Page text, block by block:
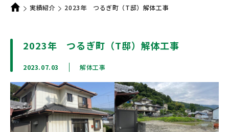
実績紹介 2023年 つるぎ町（T邸）解体工事
2023年 つるぎ町（T邸）解体工事
2023.07.03 解体工事